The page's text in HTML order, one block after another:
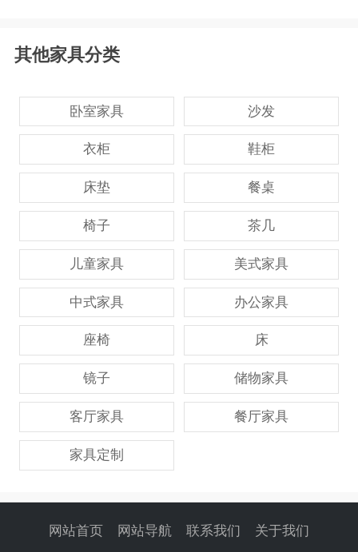
其他家具分类
卧室家具 沙发
衣柜 鞋柜
床垫 餐桌
椅子 茶几
儿童家具 美式家具
中式家具 办公家具
座椅 床
镜子 储物家具
客厅家具 餐厅家具
家具定制
网站首页 网站导航 联系我们 关于我们